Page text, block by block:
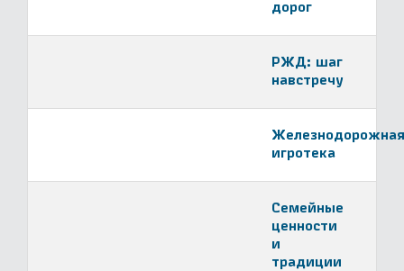
дорог
РЖД: шаг
навстречу
Железнодорожная
игротека
Семейные
ценности
и
традиции